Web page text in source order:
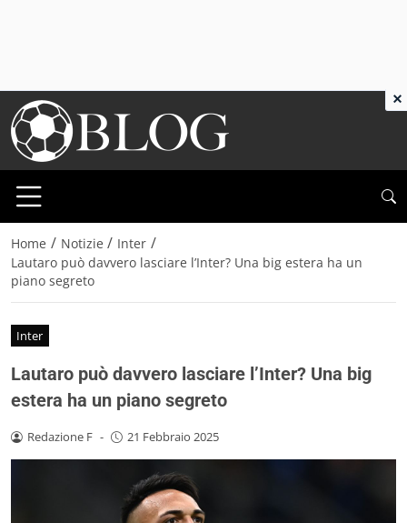
Home / Notizie / Inter /
Lautaro può davvero lasciare l’Inter? Una big estera ha un
piano segreto
Inter
Lautaro può davvero lasciare l’Inter? Una big
estera ha un piano segreto
Redazione F - 21 Febbraio 2025
×